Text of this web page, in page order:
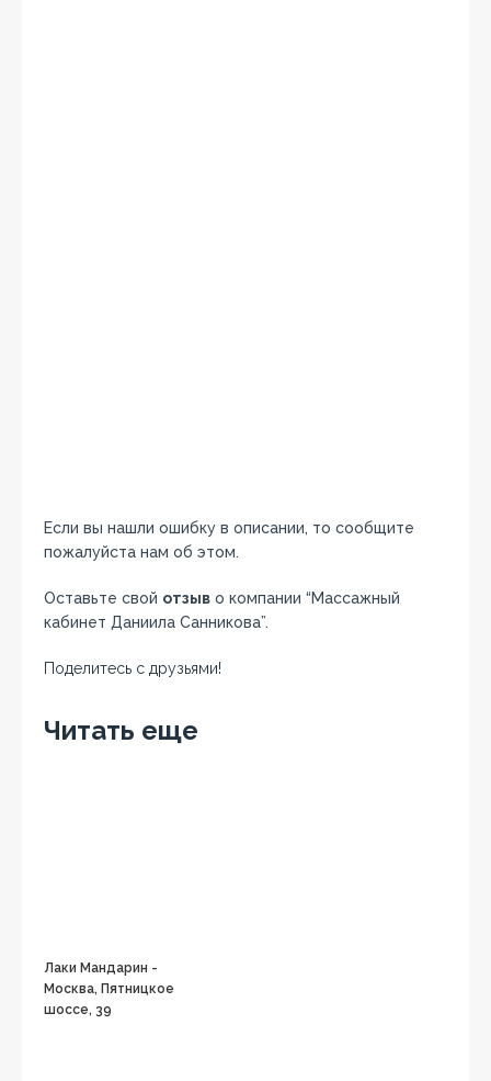
Если вы нашли ошибку в описании, то сообщите
пожалуйста нам об этом.
Оставьте свой отзыв о компании “Массажный
кабинет Даниила Санникова”.
Поделитесь с друзьями!
Читать еще
Лаки Мандарин -
Москва, Пятницкое
шоссе, 39